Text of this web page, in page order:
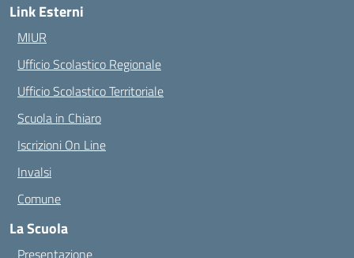
Link Esterni
MIUR
Ufficio Scolastico Regionale
Ufficio Scolastico Territoriale
Scuola in Chiaro
Iscrizioni On Line
Invalsi
Comune
La Scuola
Presentazione